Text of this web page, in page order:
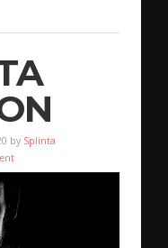
by Splinta